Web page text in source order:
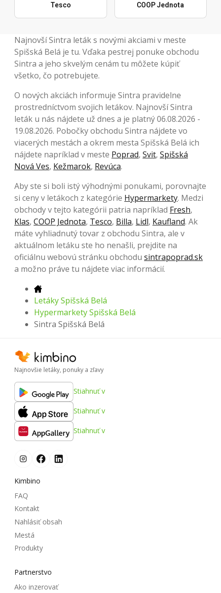
Tesco COOP Jednota
Najnovší Sintra leták s novými akciami v meste
Spišská Belá je tu. Vďaka pestrej ponuke obchodu
Sintra a jeho skvelým cenám tu môžete kúpiť
všetko, čo potrebujete.
O nových akciách informuje Sintra pravidelne
prostredníctvom svojich letákov. Najnovší Sintra
leták u nás nájdete už dnes a je platný 06.08.2026 -
19.08.2026. Pobočky obchodu Sintra nájdete vo
viacerých mestách a okrem mesta Spišská Belá ich
nájdete napríklad v meste Poprad, Svit, Spišská
Nová Ves, Kežmarok, Revúca.
Aby ste si boli istý výhodnými ponukami, porovnajte
si ceny v letákoch z kategórie Hypermarkety. Medzi
obchody v tejto kategórii patria napríklad Fresh,
Klas, COOP Jednota, Tesco, Billa, Lidl, Kaufland. Ak
máte vyhliadnutý tovar z obchodu Sintra, ale v
aktuálnom letáku ste ho nenašli, prejdite na
oficiálnu webovú stránku obchodu sintrapoprad.sk
a možno práve tu nájdete viac informácií.
Letáky Spišská Belá
Hypermarkety Spišská Belá
Sintra Spišská Belá
Najnovšie letáky, ponuky a zľavy
Stiahnuť v
Stiahnuť v
Stiahnuť v
Kimbino
FAQ
Kontakt
Nahlásiť obsah
Mestá
Produkty
Partnerstvo
Ako inzerovať